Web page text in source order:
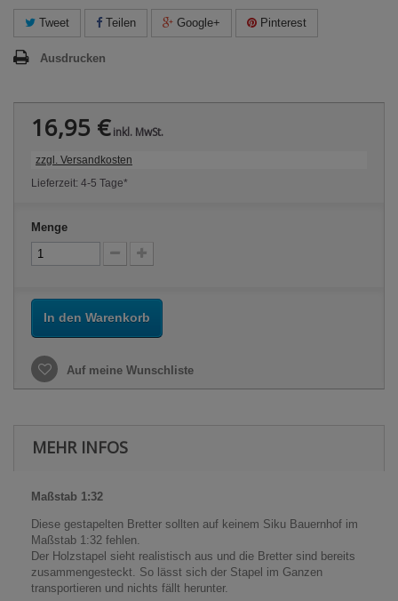
Tweet Teilen Google+ Pinterest
Ausdrucken
16,95 €inkl. MwSt.
zzgl. Versandkosten
Lieferzeit: 4-5 Tage*
Menge
In den Warenkorb
Auf meine Wunschliste
MEHR INFOS
Maßstab 1:32
Diese gestapelten Bretter sollten auf keinem Siku Bauernhof im
Maßstab 1:32 fehlen.
Der Holzstapel sieht realistisch aus und die Bretter sind bereits
zusammengesteckt. So lässt sich der Stapel im Ganzen
transportieren und nichts fällt herunter.